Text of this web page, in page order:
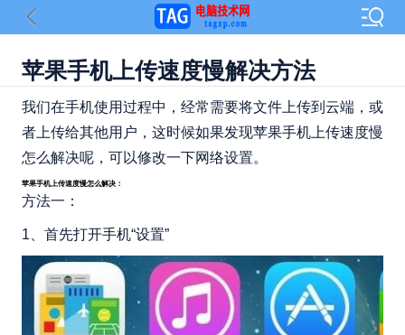
苹果手机上传速度慢解决方法
我们在手机使用过程中，经常需要将文件上传到云端，或
者上传给其他用户，这时候如果发现苹果手机上传速度慢
怎么解决呢，可以修改一下网络设置。
苹果手机上传速度慢怎么解决：
方法一：
1、首先打开手机“设置”